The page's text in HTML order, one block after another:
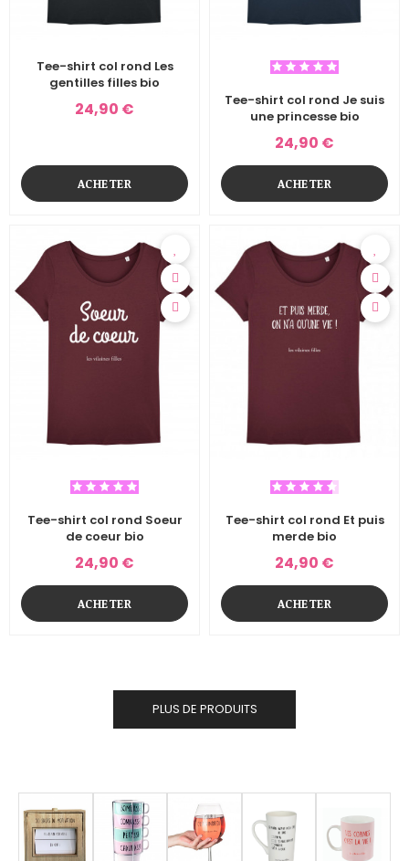
Tee-shirt col rond Les
gentilles filles bio
24,90 €
ACHETER
Tee-shirt col rond Je suis
une princesse bio
24,90 €
ACHETER
Tee-shirt col rond Soeur
de coeur bio
24,90 €
ACHETER
Tee-shirt col rond Et puis
merde bio
24,90 €
ACHETER
PLUS DE PRODUITS